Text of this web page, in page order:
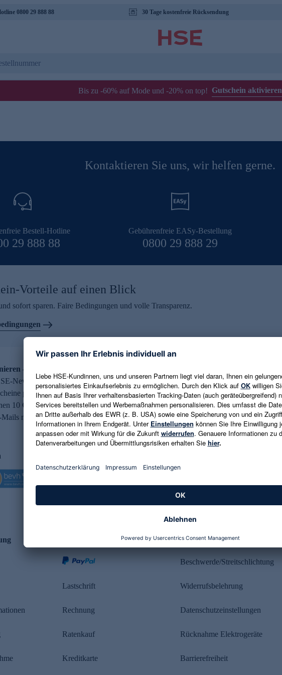
0800 29 888 88 30 Tage kostenfreie Rücksendung
Bis zu -60% auf Mode und -20% on top! Gutschein aktivieren
Kontaktieren Sie uns, wir helfen gerne.
Bestell-Hotline
29 888 88
Gebührenfreie EASy-Bestellung
0800 29 888 29
Vorteile auf einen Blick
sofort sparen. Faire Bedingungen und volle Transparenz.
– 10 € Gutschein erhalten
Newsletter abonnieren und aktuelle Trends,
per E-Mail erhalten. Als Dankeschön
10 € Gutschein. Eine Abmeldung ist jederzeit in
möglich.
E-Mail-Adresse eingeben
Es gelten die Datenschutzrichtlinien
Lastschrift
Rechnung
Ratenkauf
Kreditkarte
Rechtliches
Beschwerde/Streitschlichtung
Widerrufsbelehrung
Datenschutzeinstellungen
Rücknahme Elektrogeräte
Barrierefreiheit